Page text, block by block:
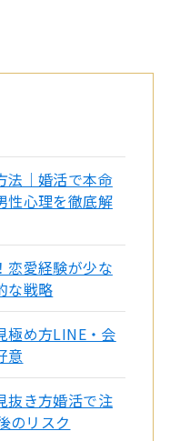
法｜婚活で本命
性心理を徹底解
恋愛経験が少な
な戦略
極め方LINE・会
意
抜き方婚活で注
のリスク